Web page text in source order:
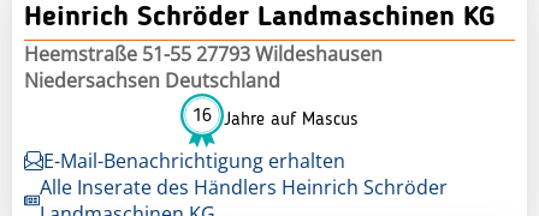
Heinrich Schröder Landmaschinen KG
Heemstraße 51-55 27793 Wildeshausen
Niedersachsen Deutschland
16 Jahre auf Mascus
E-Mail-Benachrichtigung erhalten
Alle Inserate des Händlers Heinrich Schröder